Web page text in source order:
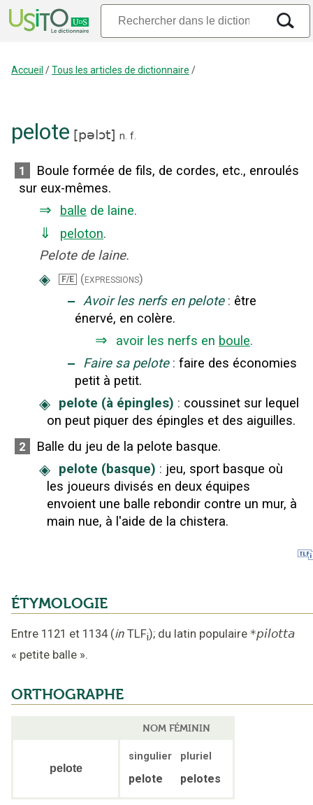
Accueil /Tous les articles de dictionnaire /
pelote [pəlɔt] n. f.
1
Boule formée de fils, de cordes, etc., enroulés
sur eux-mêmes.
⇒ balle de laine.
⇓ peloton.
Pelote de laine.
◈ F/E (expressions)
‒ Avoir les nerfs en pelote : être
énervé, en colère.
⇒ avoir les nerfs en boule.
‒ Faire sa pelote : faire des économies
petit à petit.
◈ pelote (à épingles) : coussinet sur lequel
on peut piquer des épingles et des aiguilles.
2 Balle du jeu de la pelote basque.
◈ pelote (basque) : jeu, sport basque où
les joueurs divisés en deux équipes
envoient une balle rebondir contre un mur, à
main nue, à l'aide de la chistera.
ÉTYMOLOGIE
Entre 1121 et 1134 (in TLFi); du latin populaire *pilotta
« petite balle ».
ORTHOGRAPHE
NOM FÉMININ
pelote
singulier pluriel
pelote pelotes